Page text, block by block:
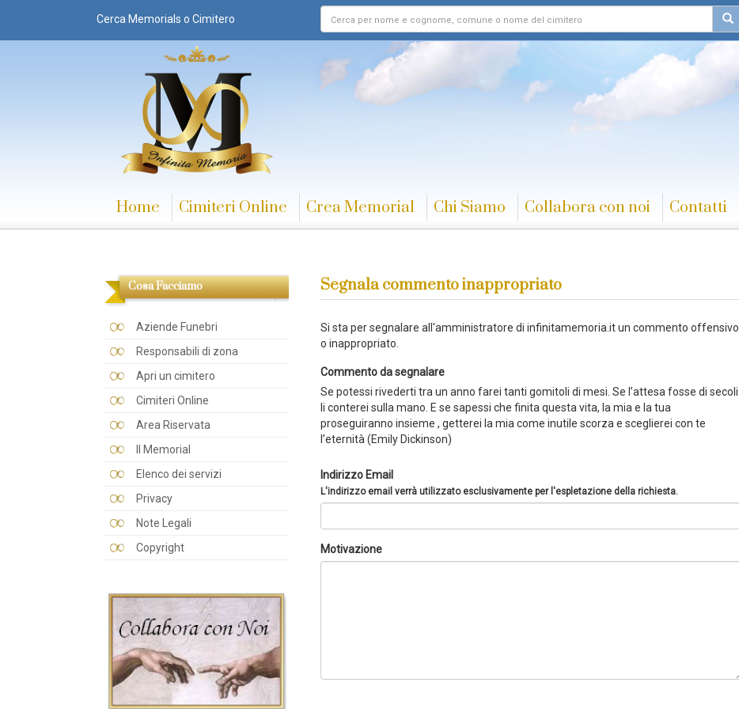
Cerca Memorials o Cimitero
Home Cimiteri Online Crea Memorial Chi Siamo Collabora con noi Contatti
Cosa Facciamo
Aziende Funebri
Responsabili di zona
Apri un cimitero
Cimiteri Online
Area Riservata
Il Memorial
Elenco dei servizi
Privacy
Note Legali
Copyright
Segnala commento inappropriato
Si sta per segnalare all'amministratore di infinitamemoria.it un commento offensivo
o inappropriato.
Commento da segnalare
Se potessi rivederti tra un anno farei tanti gomitoli di mesi. Se l’attesa fosse di secoli
li conterei sulla mano. E se sapessi che finita questa vita, la mia e la tua
proseguiranno insieme , getterei la mia come inutile scorza e sceglierei con te
l’eternità (Emily Dickinson)
Indirizzo Email
L'indirizzo email verrà utilizzato esclusivamente per l'espletazione della richiesta.
Motivazione